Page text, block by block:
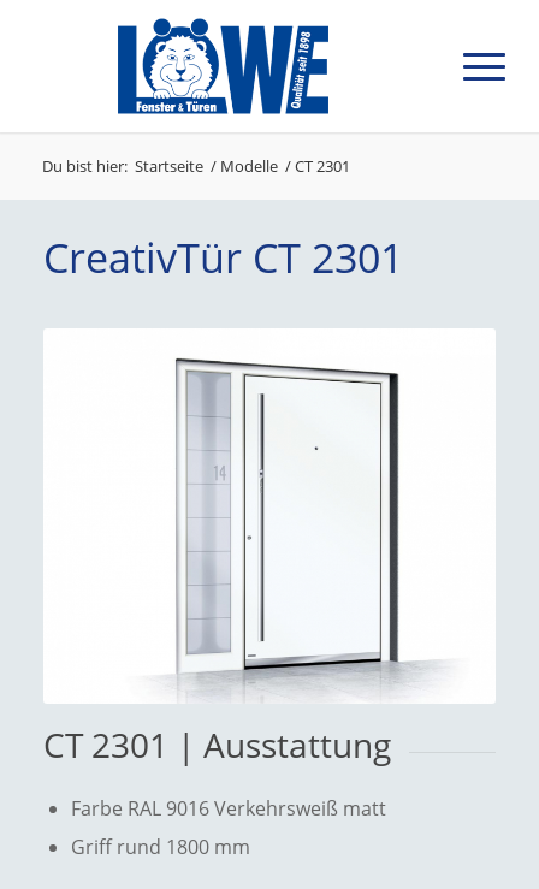
Du bist hier: Startseite / Modelle /CT 2301
CreativTür CT 2301
CT 2301 | Ausstattung
Farbe RAL 9016 Verkehrsweiß matt
Griff rund 1800 mm